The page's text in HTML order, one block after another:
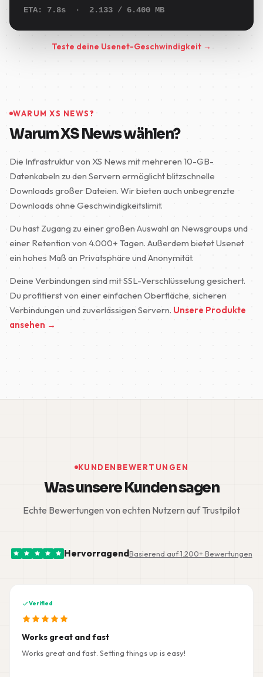
ETA: 6.9s · 2.667 / 6.400 MB
Teste deine Usenet-Geschwindigkeit →
WARUM XS NEWS?
Warum XS News wählen?
Die Infrastruktur von XS News mit mehreren 10-GB-
Datenkabeln zu den Servern ermöglicht blitzschnelle
Downloads großer Dateien. Wir bieten auch unbegrenzte
Downloads ohne Geschwindigkeitslimit.
Du hast Zugang zu einer großen Auswahl an Newsgroups und
einer Retention von 4.000+ Tagen. Außerdem bietet Usenet
ein hohes Maß an Privatsphäre und Anonymität.
Deine Verbindungen sind mit SSL-Verschlüsselung gesichert.
Du profitierst von einer einfachen Oberfläche, sicheren
Verbindungen und zuverlässigen Servern. Unsere Produkte
ansehen →
KUNDENBEWERTUNGEN
Was unsere Kunden sagen
Echte Bewertungen von echten Nutzern auf Trustpilot
HervorragendBasierend auf 1.200+ Bewertungen
Verified
Works great and fast
Works great and fast. Setting things up is easy!